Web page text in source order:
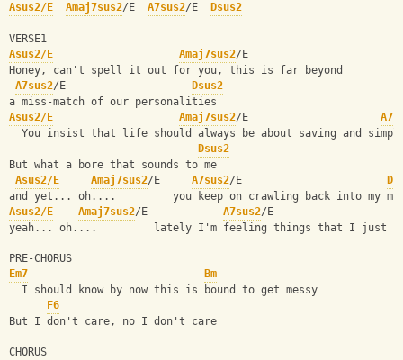
Asus2/E Amaj7sus2/E A7sus2/E Dsus2
VERSE1
Asus2/E
Amaj7sus2/E
Honey, can't spell it out for you, this is far beyond
A7sus2/E
Dsus2
a miss-match of our personalities
Asus2/E
Amaj7sus2/E
You insist that life should always be about saving and
Dsus2
But what a bore that sounds to me
Asus2/E
Amaj7sus2/E A7sus2/E
and yet... oh....         you keep on crawling back into my
Asus2/E
Amaj7sus2/E A7sus2/
yeah... oh....         lately I'm feeling things that I just
PRE-CHORUS
Em7
Bm
  I should know by now this is bound to get messy
F6
But I don't care, no I don't care
CHORUS